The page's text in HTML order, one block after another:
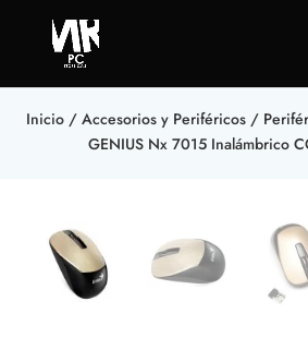
Inicio/ Accesorios y Periféricos/
GENIUS Nx 7015 Inalámbrico